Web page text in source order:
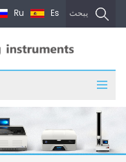
يبحث Ru Es